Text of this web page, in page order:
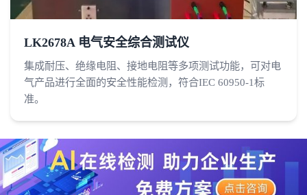
LK2678A 电气安全综合测试仪
集成耐压、绝缘电阻、接地电阻等多项测试功能，可对电
气产品进行全面的安全性能检测，符合IEC 60950-1标
准。